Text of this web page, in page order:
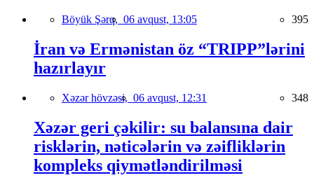
Böyük Şərq, 06 avqust, 13:05 395
İran və Ermənistan öz “TRIPP”lərini
hazırlayır
Xəzər hövzəsi, 06 avqust, 12:31 348
Xəzər geri çəkilir: su balansına dair
risklərin, nəticələrin və zəifliklərin
kompleks qiymətləndirilməsi